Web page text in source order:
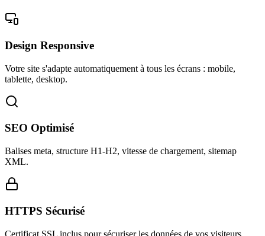
Design Responsive
Votre site s'adapte automatiquement à tous les écrans : mobile,
tablette, desktop.
SEO Optimisé
Balises meta, structure H1-H2, vitesse de chargement, sitemap
XML.
HTTPS Sécurisé
Certificat SSL inclus pour sécuriser les données de vos visiteurs.